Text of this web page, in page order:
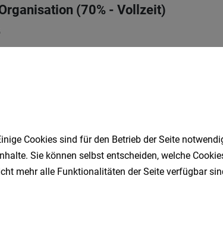
(70% - Vollzeit)
Zusatzaufgaben
Cookies sind für den Betrieb der Seite
Sie können selbst entscheiden, welche
mehr alle Funktionalitäten der Seite verfügbar